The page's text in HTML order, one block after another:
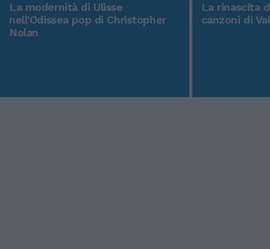
La modernità di Ulisse
nell'Odissea pop di Christopher
Nolan
La rinascita
canzoni di